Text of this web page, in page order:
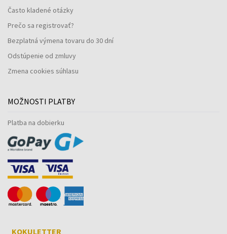
Často kladené otázky
Prečo sa registrovať?
Bezplatná výmena tovaru do 30 dní
Odstúpenie od zmluvy
Zmena cookies súhlasu
MOŽNOSTI PLATBY
Platba na dobierku
KOKULETTER